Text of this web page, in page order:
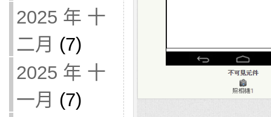
2025 年 十
二月 (7)
2025 年 十
一月 (7)